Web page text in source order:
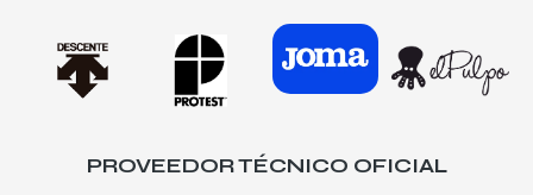
PROVEEDOR TÉCNICO OFICIAL